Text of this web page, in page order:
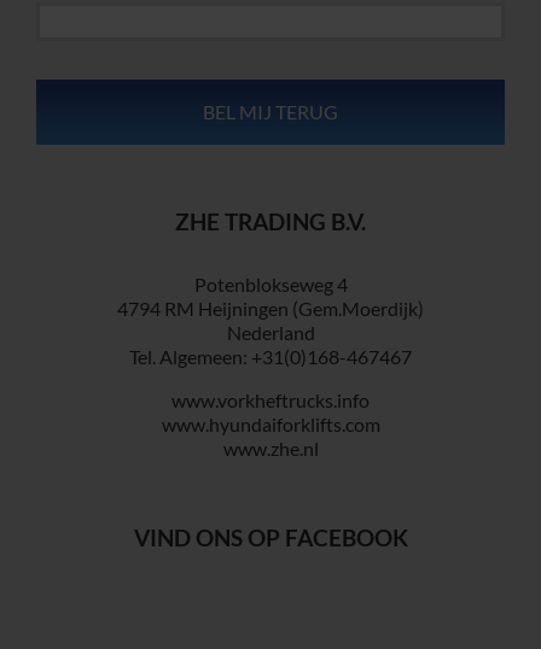
ZHE TRADING B.V.
Potenblokseweg 4
4794 RM Heijningen (Gem.Moerdijk)
Nederland
Tel. Algemeen: +31(0)168-467467
www.vorkheftrucks.info
www.hyundaiforklifts.com
www.zhe.nl
VIND ONS OP FACEBOOK